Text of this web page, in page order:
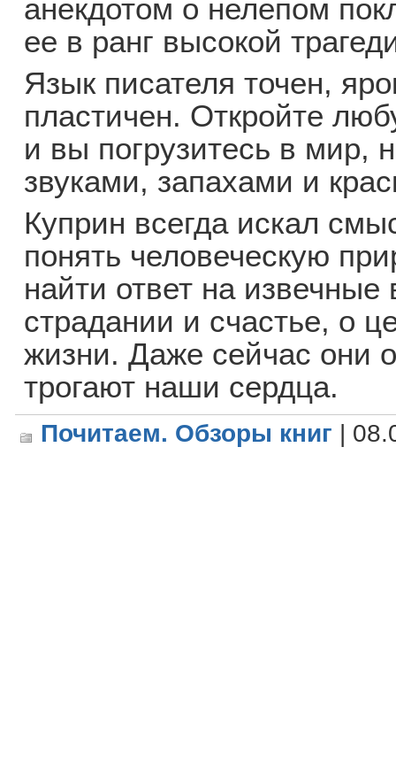
анекдотом о нелепом
ее в ранг высокой
Язык писателя точен,
пластичен. Откройте
и вы погрузитесь в мир,
звуками, запахами и
Куприн всегда искал
понять человеческую
найти ответ на
страдании и счастье, о
жизни. Даже сейчас они
трогают наши сердца.
Почитаем. Обзоры книг |